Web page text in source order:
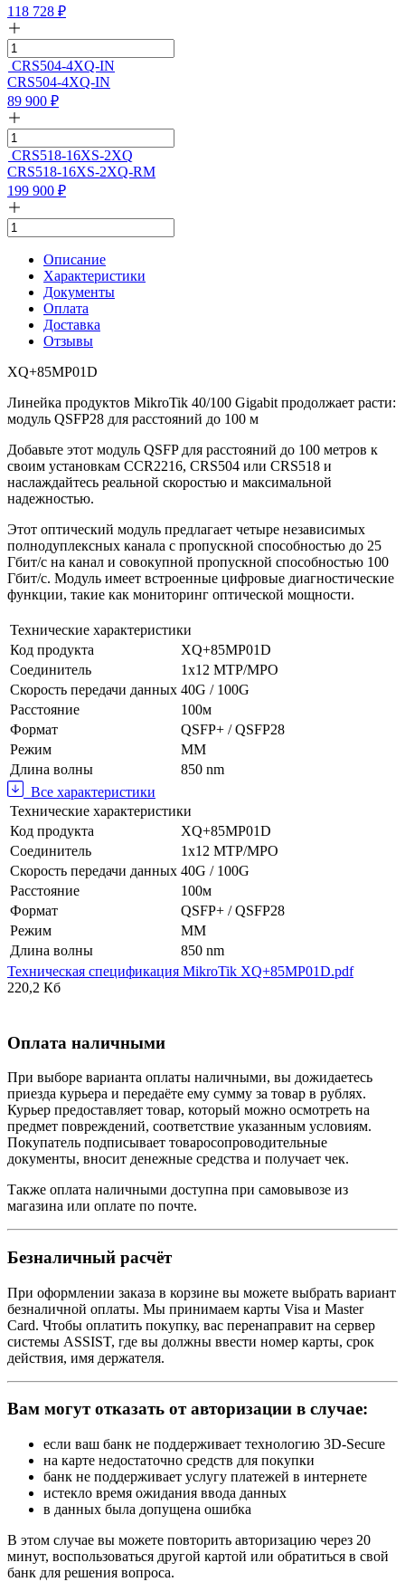
118 728 ₽
CRS504-4XQ-IN
CRS504-4XQ-IN
89 900 ₽
CRS518-16XS-2XQ
CRS518-16XS-2XQ-RM
199 900 ₽
Описание
Характеристики
Документы
Оплата
Доставка
Отзывы
XQ+85MP01D
Линейка продуктов MikroTik 40/100 Gigabit продолжает расти:
модуль QSFP28 для расстояний до 100 м
Добавьте этот модуль QSFP для расстояний до 100 метров к
своим установкам CCR2216, CRS504 или CRS518 и
наслаждайтесь реальной скоростью и максимальной
надежностью.
Этот оптический модуль предлагает четыре независимых
полнодуплексных канала с пропускной способностью до 25
Гбит/с на канал и совокупной пропускной способностью 100
Гбит/с. Модуль имеет встроенные цифровые диагностические
функции, такие как мониторинг оптической мощности.
Технические характеристики
Код продукта
XQ+85MP01D
Соединитель
1x12 MTP/MPO
Скорость передачи данных 40G / 100G
Расстояние
100м
Формат
QSFP+ / QSFP28
Режим
MM
Длина волны
850 nm
Все характеристики
Технические характеристики
Код продукта
XQ+85MP01D
Соединитель
1x12 MTP/MPO
Скорость передачи данных 40G / 100G
Расстояние
100м
Формат
QSFP+ / QSFP28
Режим
MM
Длина волны
850 nm
Техническая спецификация MikroTik XQ+85MP01D.pdf
220,2 Кб
Оплата наличными
При выборе варианта оплаты наличными, вы дожидаетесь
приезда курьера и передаёте ему сумму за товар в рублях.
Курьер предоставляет товар, который можно осмотреть на
предмет повреждений, соответствие указанным условиям.
Покупатель подписывает товаросопроводительные
документы, вносит денежные средства и получает чек.
Также оплата наличными доступна при самовывозе из
магазина или оплате по почте.
Безналичный расчёт
При оформлении заказа в корзине вы можете выбрать вариант
безналичной оплаты. Мы принимаем карты Visa и Master
Card. Чтобы оплатить покупку, вас перенаправит на сервер
системы ASSIST, где вы должны ввести номер карты, срок
действия, имя держателя.
Вам могут отказать от авторизации в случае:
если ваш банк не поддерживает технологию 3D-Secure
на карте недостаточно средств для покупки
банк не поддерживает услугу платежей в интернете
истекло время ожидания ввода данных
в данных была допущена ошибка
В этом случае вы можете повторить авторизацию через 20
минут, воспользоваться другой картой или обратиться в свой
банк для решения вопроса.